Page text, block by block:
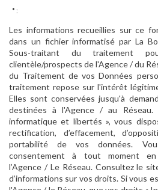
* :
Les informations recueillies sur ce
dans un fichier informatisé par La
Sous-traitant du traitement
clientèle/prospects de l'Agence / du
du Traitement de vos Données
traitement repose sur l'intérêt
Elles sont conservées jusqu'à
destinées à l'Agence / au
informatique et libertés », vous
rectification, d’effacement,
portabilité de vos données.
consentement à tout moment
l’Agence / Le Réseau. Consultez le
d’informations sur vos droits. Si vous